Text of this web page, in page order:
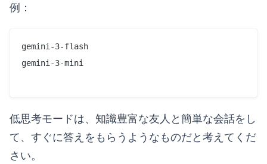
例：
gemini-3-flash
gemini-3-mini
低思考モードは、知識豊富な友人と簡単な会話をし
て、すぐに答えをもらうようなものだと考えてくだ
さい。